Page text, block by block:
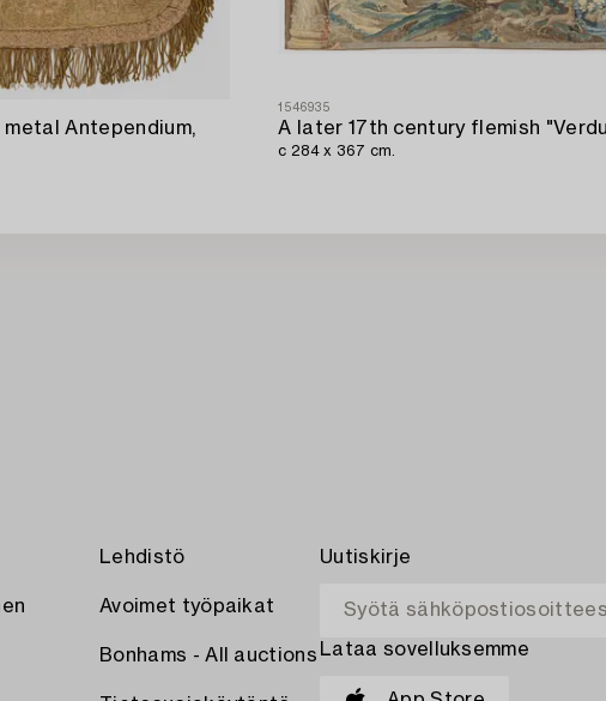
Antependium,
1546935
c 284 x 367 cm.
Lehdistö
Avoimet työpaikat
Bonhams - All auctions
Uutiskirje
Lataa sovelluksemme